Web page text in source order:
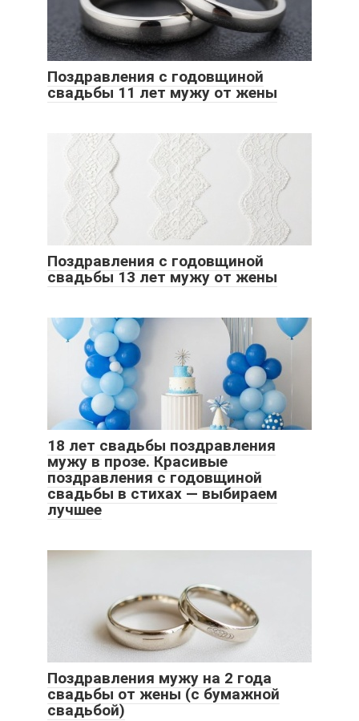
Поздравления с годовщиной
свадьбы 11 лет мужу от жены
Поздравления с годовщиной
свадьбы 13 лет мужу от жены
18 лет свадьбы поздравления
мужу в прозе. Красивые
поздравления с годовщиной
свадьбы в стихах — выбираем
лучшее
Поздравления мужу на 2 года
свадьбы от жены (с бумажной
свадьбой)